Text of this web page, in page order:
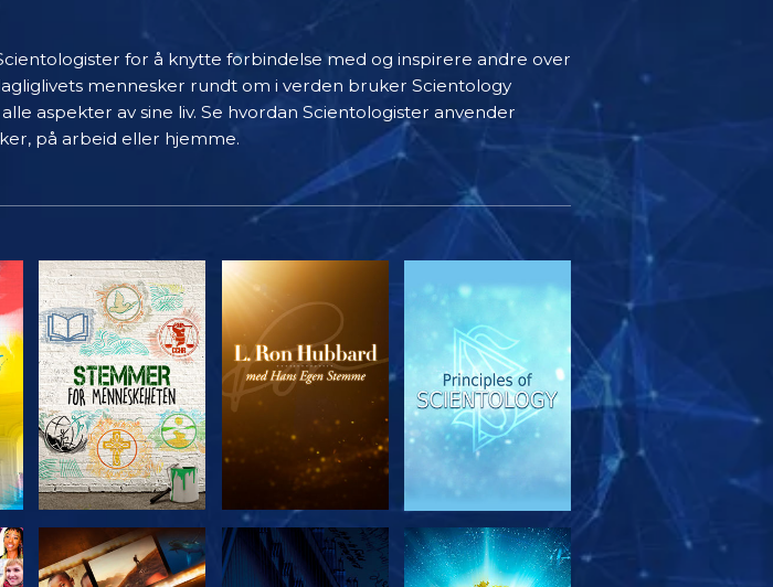
for å knytte forbindelse med og inspirere andre over
mennesker rundt om i verden bruker Scientology
aspekter av sine liv. Se hvordan Scientologister anvender
på arbeid eller hjemme.